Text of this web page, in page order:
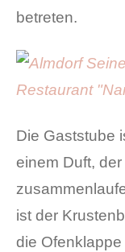
betreten.
Die Gaststube
einem Duft,
ist der
die